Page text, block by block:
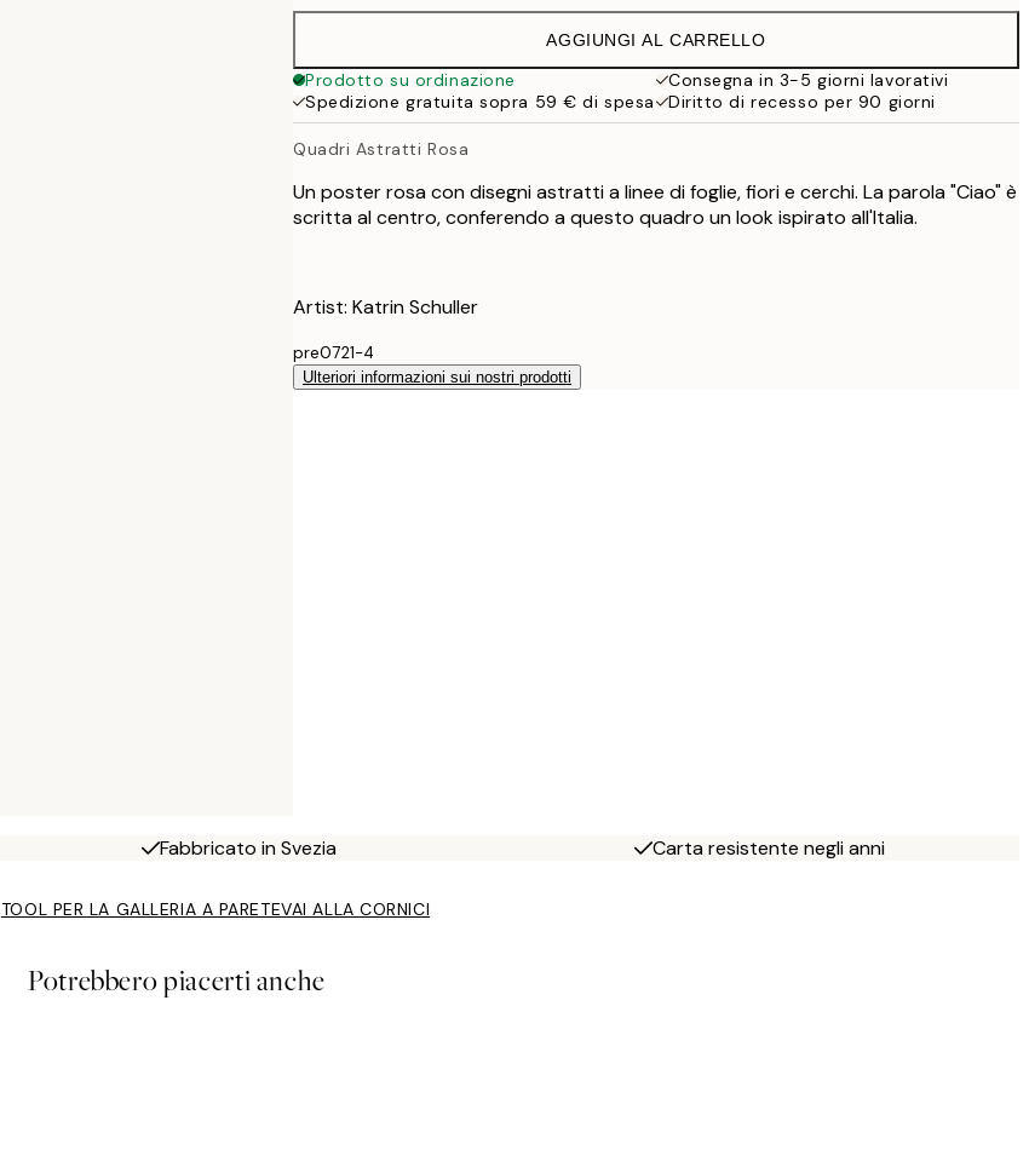
50x70 cm
AGGIUNGI AL CARRELLO
Prodotto su ordinazione
Consegna in 3-5 giorni lavorativi
Spedizione gratuita sopra 59 € di spesa
Diritto di recesso per 90 giorni
Quadri Astratti Rosa
Un poster rosa con disegni astratti a linee di foglie, fiori e cerchi. La parola "Ciao" è
scritta al centro, conferendo a questo quadro un look ispirato all'Italia.
Artist: Katrin Schuller
pre0721-4
Ulteriori informazioni sui nostri prodotti
Fabbricato in Svezia Carta resistente negli anni
TOOL PER LA GALLERIA A PARETEVAI ALLA CORNICI
Potrebbero piacerti anche